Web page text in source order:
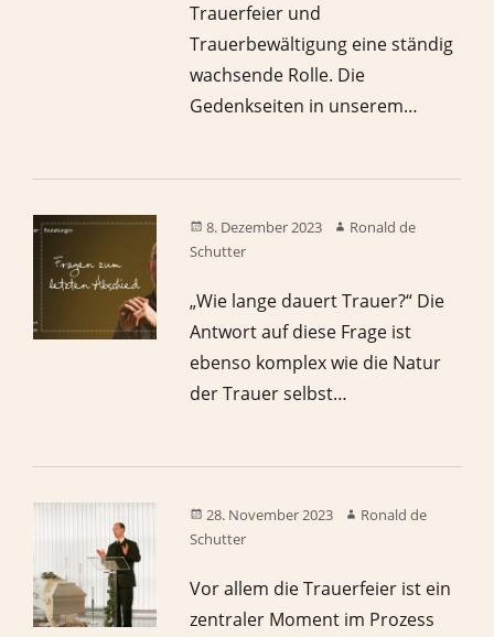
Trauerfeier und
Trauerbewältigung eine ständig
wachsende Rolle. Die
Gedenkseiten in unserem…
8. Dezember 2023
Ronald de
Schutter
„Wie lange dauert Trauer?“ Die
Antwort auf diese Frage ist
ebenso komplex wie die Natur
der Trauer selbst…
28. November 2023
Ronald de
Schutter
Vor allem die Trauerfeier ist ein
zentraler Moment im Prozess